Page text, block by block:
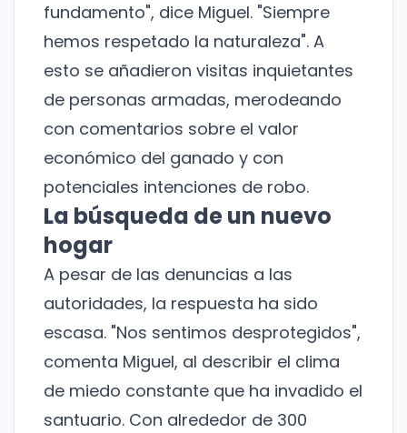
fundamento", dice Miguel. "Siempre
hemos respetado la naturaleza". A
esto se añadieron visitas inquietantes
de personas armadas, merodeando
con comentarios sobre el valor
económico del ganado y con
potenciales intenciones de robo.
La búsqueda de un nuevo
hogar
A pesar de las denuncias a las
autoridades, la respuesta ha sido
escasa. "Nos sentimos desprotegidos",
comenta Miguel, al describir el clima
de miedo constante que ha invadido el
santuario. Con alrededor de 300